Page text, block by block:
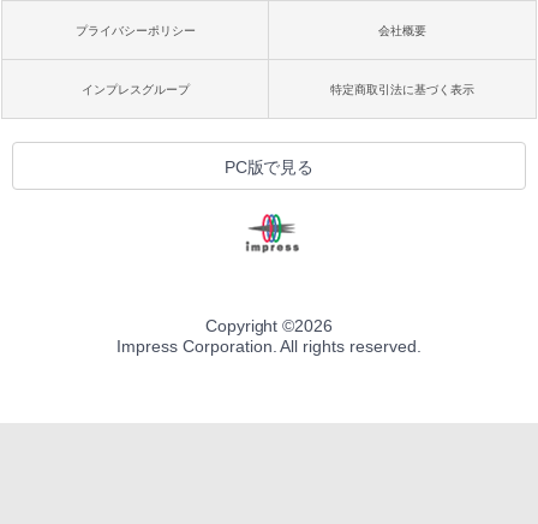
プライバシーポリシー 会社概要
インプレスグループ 特定商取引法に基づく表示
PC版で見る
Copyright ©2026
Impress Corporation. All rights reserved.